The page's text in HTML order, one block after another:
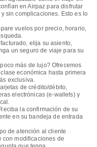
en Airpaz para disfrutar
sin complicaciones. Esto es lo
vuelos por precio, horario,
elija su asiento,
un seguro de viaje para su
más de lujo? Ofrecemos
económica hasta primera
exclusiva.
de crédito/débito,
electrónicas (e-wallets) y
la confirmación de su
en su bandeja de entrada
de atención al cliente
con modificaciones de